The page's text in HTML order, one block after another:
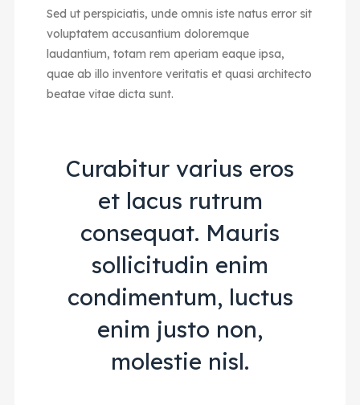
Sed ut perspiciatis, unde omnis iste natus error sit
voluptatem accusantium doloremque
laudantium, totam rem aperiam eaque ipsa,
quae ab illo inventore veritatis et quasi architecto
beatae vitae dicta sunt.
Curabitur varius eros
et lacus rutrum
consequat. Mauris
sollicitudin enim
condimentum, luctus
enim justo non,
molestie nisl.